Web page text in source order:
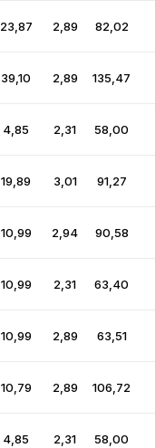
23,87 2,89 82,02
39,10 2,89 135,47
4,85 2,31 58,00
19,89 3,01 91,27
10,99 2,94 90,58
10,99 2,31 63,40
10,99 2,89 63,51
10,79 2,89 106,72
4,85 2,31 58,00